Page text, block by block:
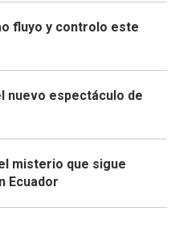
fluyo y controlo este
nuevo espectáculo de
misterio que sigue
Ecuador